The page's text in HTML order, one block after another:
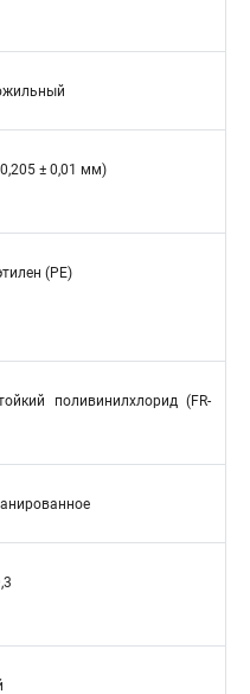
± 0,01 мм)
(PE)
поливинилхлорид (FR-